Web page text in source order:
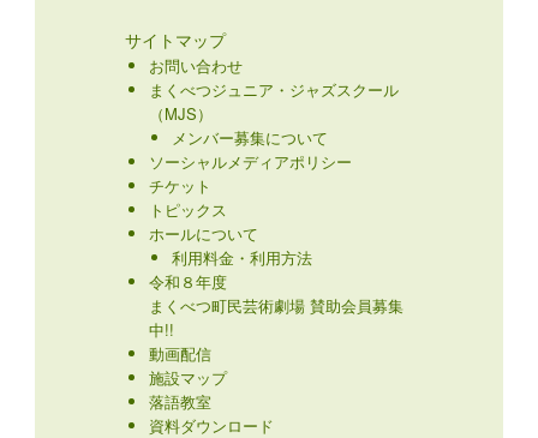
サイトマップ
お問い合わせ
まくべつジュニア・ジャズスクール
（MJS）
メンバー募集について
ソーシャルメディアポリシー
チケット
トピックス
ホールについて
利用料金・利用方法
令和８年度
まくべつ町民芸術劇場 賛助会員募集
中!!
動画配信
施設マップ
落語教室
資料ダウンロード